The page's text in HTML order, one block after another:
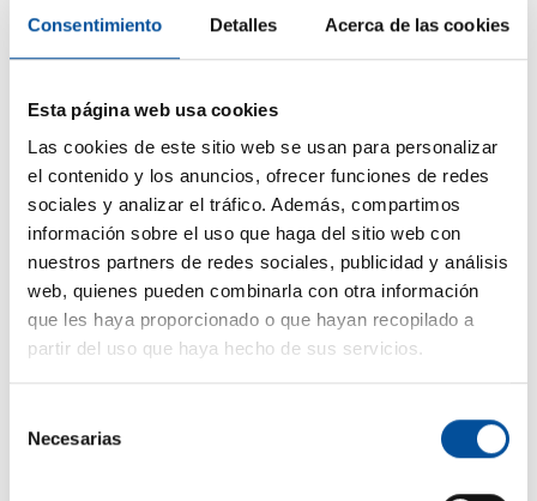
Consentimiento Detalles Acerca de las cookies
Esta página web usa cookies
Las cookies de este sitio web se usan para personalizar
el contenido y los anuncios, ofrecer funciones de redes
sociales y analizar el tráfico. Además, compartimos
información sobre el uso que haga del sitio web con
nuestros partners de redes sociales, publicidad y análisis
web, quienes pueden combinarla con otra información
que les haya proporcionado o que hayan recopilado a
partir del uso que haya hecho de sus servicios.
Necesarias
CONTACTO
hello@sunandbluecongress.com
press@sunandbluecongress.com
comercial@sunandbluecongress.com
awards@sunandbluecongress.com